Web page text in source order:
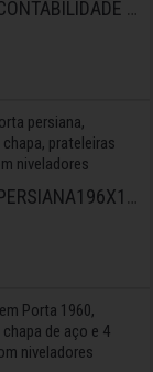
ARMÁRIO CONTABILIDADE 196X120X42
ARMÁRIO PERSIANA196X120X42